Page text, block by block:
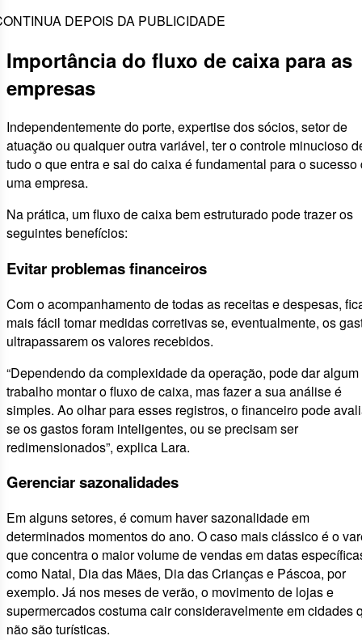
DEPOIS DA PUBLICIDADE
Importância do fluxo de caixa para as
empresas
Independentemente do porte, expertise dos sócios, setor de
atuação ou qualquer outra variável, ter o controle minucioso
tudo o que entra e sai do caixa é fundamental para o sucesso
uma empresa.
Na prática, um fluxo de caixa bem estruturado pode trazer os
seguintes benefícios:
Evitar problemas financeiros
Com o acompanhamento de todas as receitas e despesas,
mais fácil tomar medidas corretivas se, eventualmente, os
ultrapassarem os valores recebidos.
“Dependendo da complexidade da operação, pode dar algum
trabalho montar o fluxo de caixa, mas fazer a sua análise é
simples. Ao olhar para esses registros, o financeiro pode
se os gastos foram inteligentes, ou se precisam ser
redimensionados”, explica Lara.
Gerenciar sazonalidades
Em alguns setores, é comum haver sazonalidade em
determinados momentos do ano. O caso mais clássico é o
que concentra o maior volume de vendas em datas
como Natal, Dia das Mães, Dia das Crianças e Páscoa, por
exemplo. Já nos meses de verão, o movimento de lojas e
supermercados costuma cair consideravelmente em cidades
não são turísticas.